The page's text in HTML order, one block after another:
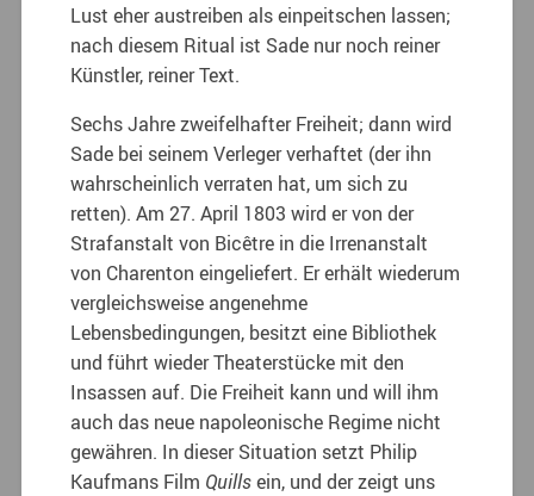
Lust eher austreiben als einpeitschen lassen;
nach diesem Ritual ist Sade nur noch reiner
Künstler, reiner Text.
Sechs Jahre zweifelhafter Freiheit; dann wird
Sade bei seinem Verleger verhaftet (der ihn
wahrscheinlich verraten hat, um sich zu
retten). Am 27. April 1803 wird er von der
Strafanstalt von Bicêtre in die Irrenanstalt
von Charenton eingeliefert. Er erhält wiederum
vergleichsweise angenehme
Lebensbedingungen, besitzt eine Bibliothek
und führt wieder Theaterstücke mit den
Insassen auf. Die Freiheit kann und will ihm
auch das neue napoleonische Regime nicht
gewähren. In dieser Situation setzt Philip
Kaufmans Film Quillsein, und der zeigt uns